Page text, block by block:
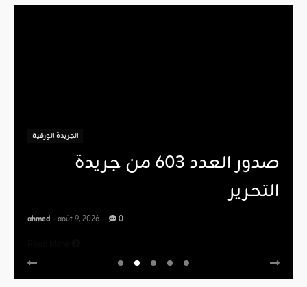
الجريدة الورقية
صدور العدد 603 من جريدة
التحرير
ahmed - août 9, 2026 0